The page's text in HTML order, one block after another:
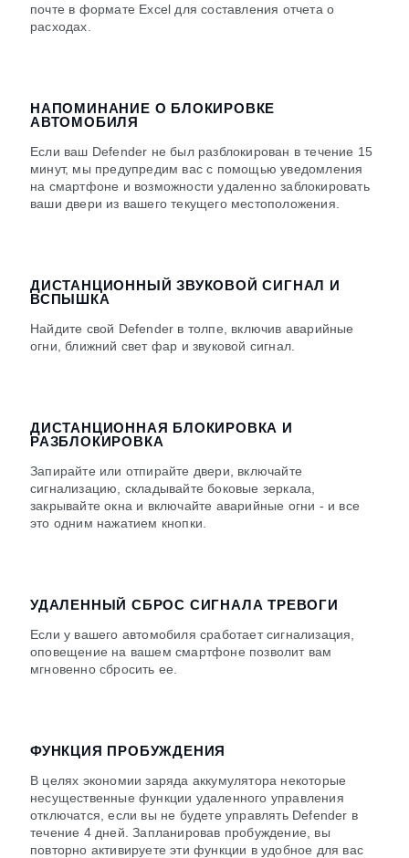
почте в формате Excel для составления отчета о
расходах.
НАПОМИНАНИЕ О БЛОКИРОВКЕ
АВТОМОБИЛЯ
Если ваш Defender не был разблокирован в течение 15
минут, мы предупредим вас с помощью уведомления
на смартфоне и возможности удаленно заблокировать
ваши двери из вашего текущего местоположения.
ДИСТАНЦИОННЫЙ ЗВУКОВОЙ СИГНАЛ И
ВСПЫШКА
Найдите свой Defender в толпе, включив аварийные
огни, ближний свет фар и звуковой сигнал.
ДИСТАНЦИОННАЯ БЛОКИРОВКА И
РАЗБЛОКИРОВКА
Запирайте или отпирайте двери, включайте
сигнализацию, складывайте боковые зеркала,
закрывайте окна и включайте аварийные огни ‑ и все
это одним нажатием кнопки.
УДАЛЕННЫЙ СБРОС СИГНАЛА ТРЕВОГИ
Если у вашего автомобиля сработает сигнализация,
оповещение на вашем смартфоне позволит вам
мгновенно сбросить ее.
ФУНКЦИЯ ПРОБУЖДЕНИЯ
В целях экономии заряда аккумулятора некоторые
несущественные функции удаленного управления
отключатся, если вы не будете управлять Defender в
течение 4 дней. Запланировав пробуждение, вы
повторно активируете эти функции в удобное для вас